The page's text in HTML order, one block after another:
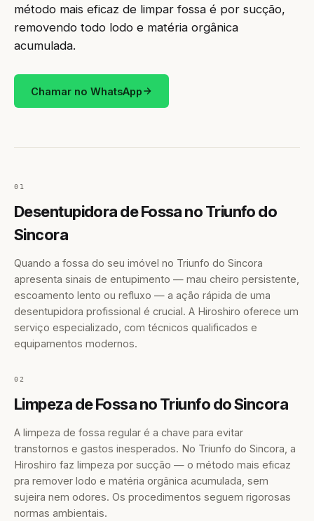
método mais eficaz de limpar fossa é por sucção,
removendo todo lodo e matéria orgânica
acumulada.
Chamar no WhatsApp
01
Desentupidora de Fossa no Triunfo do
Sincora
Quando a fossa do seu imóvel no Triunfo do Sincora
apresenta sinais de entupimento — mau cheiro persistente,
escoamento lento ou refluxo — a ação rápida de uma
desentupidora profissional é crucial. A Hiroshiro oferece um
serviço especializado, com técnicos qualificados e
equipamentos modernos.
02
Limpeza de Fossa no Triunfo do Sincora
A limpeza de fossa regular é a chave para evitar
transtornos e gastos inesperados. No Triunfo do Sincora, a
Hiroshiro faz limpeza por sucção — o método mais eficaz
pra remover lodo e matéria orgânica acumulada, sem
sujeira nem odores. Os procedimentos seguem rigorosas
normas ambientais.